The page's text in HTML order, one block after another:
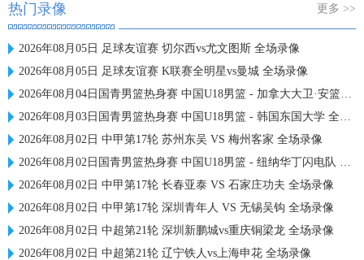
热门录像 更多 >>
2026年08月05日 足球友谊赛 切尔西vs尤文图斯 全场录像
2026年08月05日 足球友谊赛 K联赛全明星vs曼城 全场录像
2026年08月04日国青男篮热身赛 中国U18男篮 - 加拿大大卫·安篮球学院 全场录像
2026年08月03日国青男篮热身赛 中国U18男篮 - 韩国东国大学 全场录像
2026年08月02日 中甲第17轮 苏州东吴 VS 梅州客家 全场录像
2026年08月02日国青男篮热身赛 中国U18男篮 - 纽纳华丁闪电队 全场录像
2026年08月02日 中甲第17轮 长春亚泰 VS 石家庄功夫 全场录像
2026年08月02日 中甲第17轮 深圳青年人 VS 无锡吴钩 全场录像
2026年08月02日 中超第21轮 深圳新鹏城vs重庆铜梁龙 全场录像
2026年08月02日 中超第21轮 辽宁铁人vs上海申花 全场录像